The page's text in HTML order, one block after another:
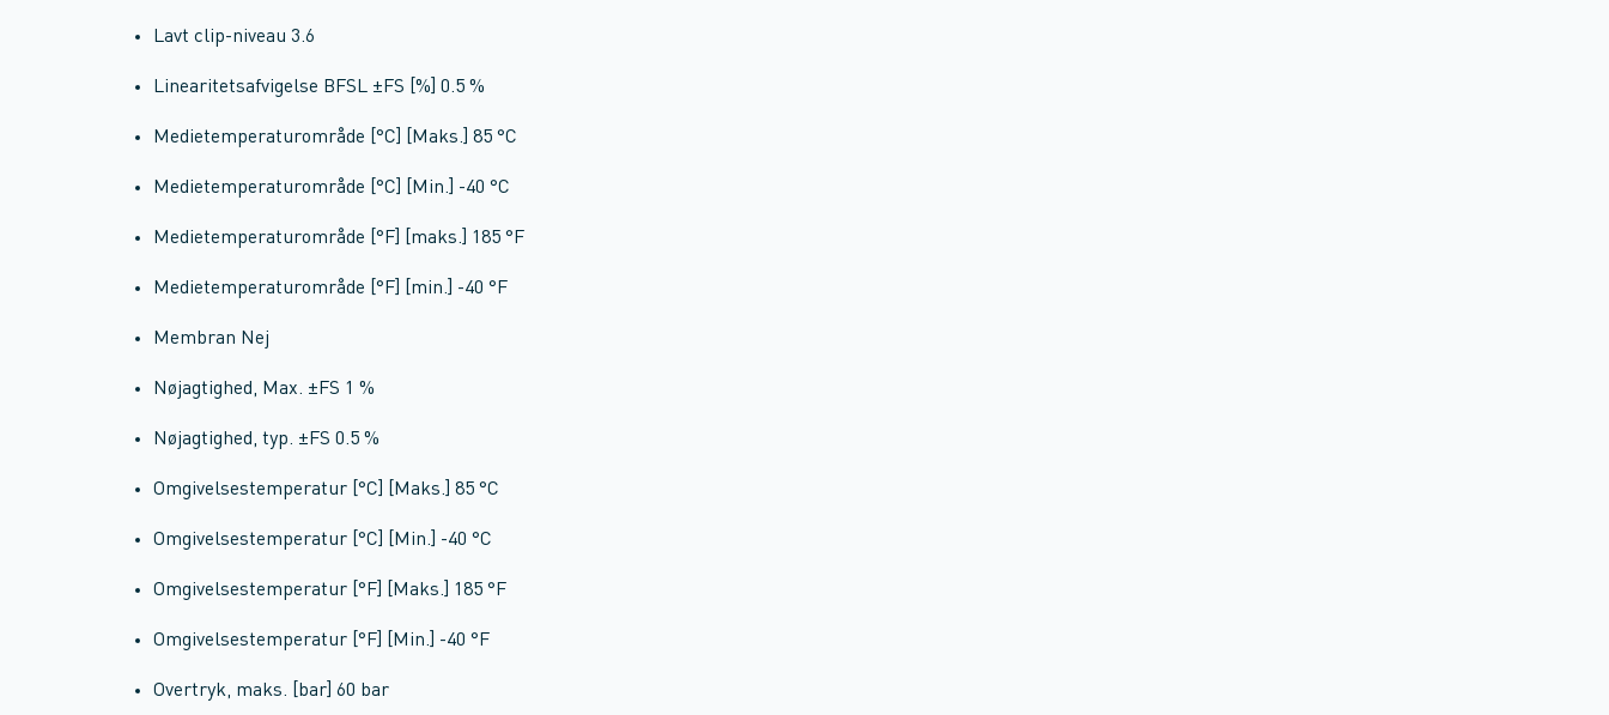
Lavt clip-niveau 3.6
Linearitetsafvigelse BFSL ±FS [%] 0.5 %
Medietemperaturområde [°C] [Maks.] 85 °C
Medietemperaturområde [°C] [Min.] -40 °C
Medietemperaturområde [°F] [maks.] 185 °F
Medietemperaturområde [°F] [min.] -40 °F
Membran Nej
Nøjagtighed, Max. ±FS 1 %
Nøjagtighed, typ. ±FS 0.5 %
Omgivelsestemperatur [°C] [Maks.] 85 °C
Omgivelsestemperatur [°C] [Min.] -40 °C
Omgivelsestemperatur [°F] [Maks.] 185 °F
Omgivelsestemperatur [°F] [Min.] -40 °F
Overtryk, maks. [bar] 60 bar